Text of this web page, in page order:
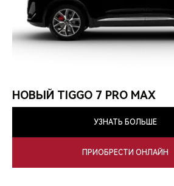
НОВЫЙ TIGGO 7 PRO MAX
УЗНАТЬ БОЛЬШЕ
ПРИОБРЕСТИ ОНЛАЙН